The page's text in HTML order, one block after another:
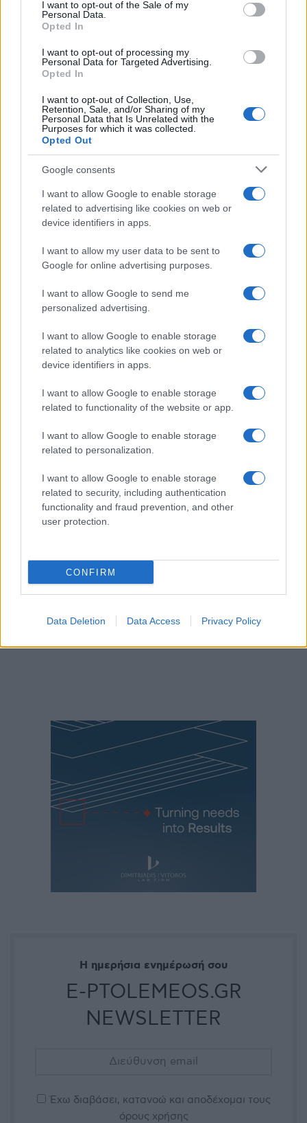
I want to opt-out of the Sale of my
Personal Data.
Opted In
I want to opt-out of processing my
Personal Data for Targeted Advertising.
Opted In
I want to opt-out of Collection, Use,
Retention, Sale, and/or Sharing of my
Personal Data that Is Unrelated with the
Purposes for which it was collected.
Opted Out
Google consents
I want to allow Google to enable storage
related to advertising like cookies on web or
device identifiers in apps.
I want to allow my user data to be sent to
Google for online advertising purposes.
I want to allow Google to send me
personalized advertising.
I want to allow Google to enable storage
related to analytics like cookies on web or
device identifiers in apps.
I want to allow Google to enable storage
related to functionality of the website or app.
I want to allow Google to enable storage
related to personalization.
I want to allow Google to enable storage
related to security, including authentication
functionality and fraud prevention, and other
user protection.
CONFIRM
Data Deletion Data Access Privacy Policy
ΕΛΛΆΔΑ
ΑΣΕΠ: Πότε ξεκινούν οι αιτήσεις για τις νέες
μόνιμες προσλήψεις στο Δημόσιο
E-PTOLEMEOS TEAM
19 ΝΟΕΜΒΡΊΟΥ 2022, 12:23 ΜΜ - ΕΝΗΜΕΡΏΘΗΚΕ ΣΤΙΣ 10 ΙΟΥΝΊΟΥ 2025, 6:22 ΜΜ
Η ημερήσια ενημέρωσή σου
E-PTOLEMEOS.GR
NEWSLETTER
Έχω διαβάσει, κατανοώ και αποδέχομαι τους
όρους χρήσης